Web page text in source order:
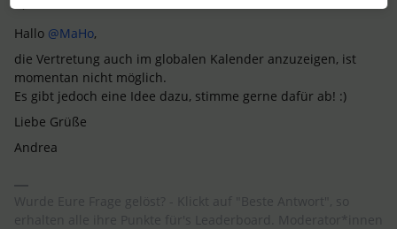
Hallo @MaHo,
die Vertretung auch im globalen Kalender anzuzeigen, ist
momentan nicht möglich.
Es gibt jedoch eine Idee dazu, stimme gerne dafür ab! :)
Liebe Grüße
Andrea